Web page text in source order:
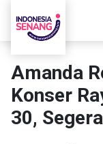
Amanda
Konser
30,